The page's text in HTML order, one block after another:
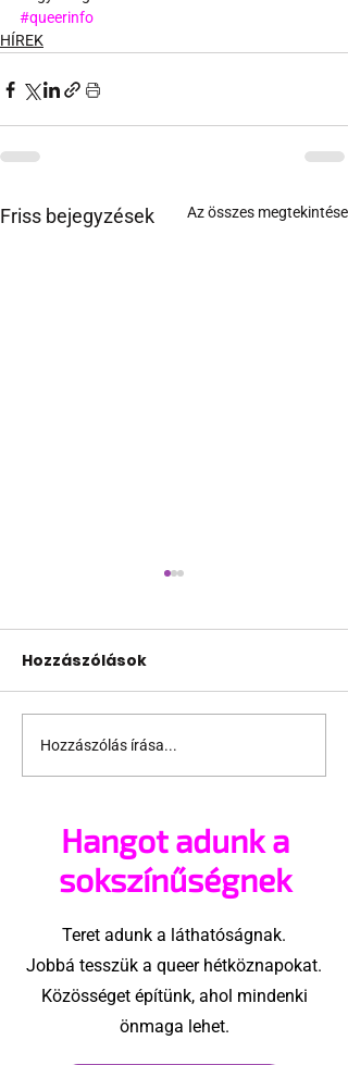
#queerinfo
HÍREK
Friss bejegyzések Az összes megtekintése
A London Trans+ Pride
szervezője nem volt
ünnepségnek nevezni
az eseményt- a BBC
ezért törölte vele az
interjút
Hozzászólások
Hozzászólás írása...
Hangot adunk a
sokszínűségnek
Teret adunk a láthatóságnak.
Jobbá tesszük a queer hétköznapokat.
Közösséget építünk, ahol mindenki
önmaga lehet.